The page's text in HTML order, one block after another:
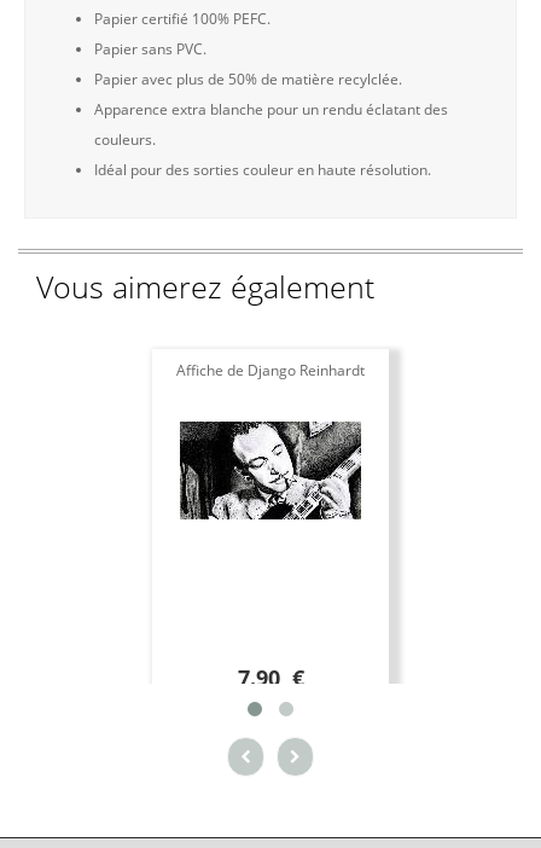
Papier certifié 100% PEFC.
Papier sans PVC.
Papier avec plus de 50% de matière recylclée.
Apparence extra blanche pour un rendu éclatant des
couleurs.
Idéal pour des sorties couleur en haute résolution.
Vous aimerez également
Affiche de Django Reinhardt
7.90 €